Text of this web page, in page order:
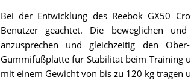
Bei der Entwicklung des Reebok GX50
Benutzer geachtet. Die beweglichen
anzusprechen und gleichzeitig den
Gummifußplatte für Stabilität beim Training
mit einem Gewicht von bis zu 120 kg tragen